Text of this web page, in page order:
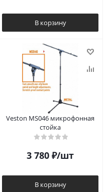
В корзину
Veston MS046 микрофонная
стойка
3 780 ₽/шт
В корзину